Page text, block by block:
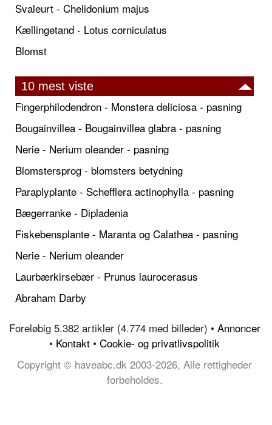
Svaleurt - Chelidonium majus
Kællingetand - Lotus corniculatus
Blomst
10 mest viste
Fingerphilodendron - Monstera deliciosa - pasning
Bougainvillea - Bougainvillea glabra - pasning
Nerie - Nerium oleander - pasning
Blomstersprog - blomsters betydning
Paraplyplante - Schefflera actinophylla - pasning
Bægerranke - Dipladenia
Fiskebensplante - Maranta og Calathea - pasning
Nerie - Nerium oleander
Laurbærkirsebær - Prunus laurocerasus
Abraham Darby
Foreløbig 5.382 artikler (4.774 med billeder) • Annoncer
• Kontakt • Cookie- og privatlivspolitik
Copyright © haveabc.dk 2003-2026, Alle rettigheder
forbeholdes.